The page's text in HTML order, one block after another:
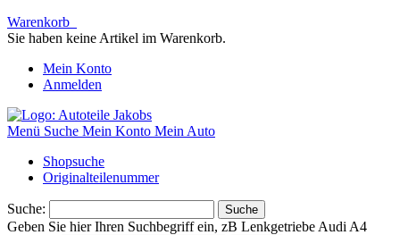
Warenkorb
Sie haben keine Artikel im Warenkorb.
Mein Konto
Anmelden
Menü Suche Mein Konto Mein Auto
Shopsuche
Originalteilenummer
Suche: Suche
Geben Sie hier Ihren Suchbegriff ein, zB Lenkgetriebe Audi A4